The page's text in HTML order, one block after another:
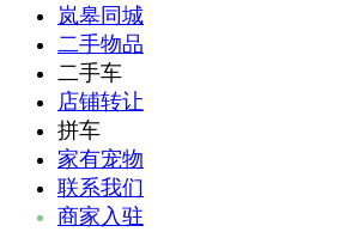
岚皋同城
二手物品
二手车
店铺转让
拼车
家有宠物
联系我们
商家入驻